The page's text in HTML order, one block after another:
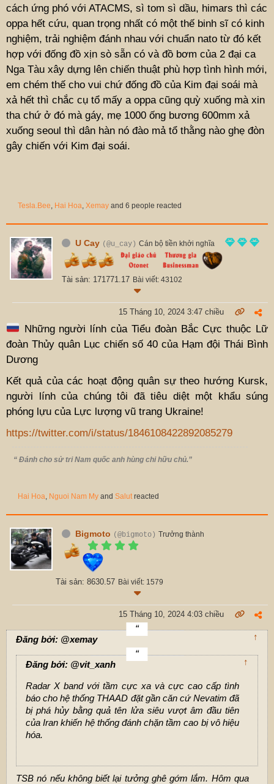
cách ứng phó với ATACMS, sì tom sì dầu, himars thì các
oppa hết cứu, quan trọng nhất có một thế binh sĩ có kinh
nghiệm, trải nghiệm đánh nhau với chuẩn nato từ đó kết
hợp với đống đồ xịn sò sẵn có và đồ bơm của 2 đại ca
Nga Tàu xây dựng lên chiến thuật phù hợp tình hình mới,
em chém thế cho vui chứ đống đồ của Kim đại soái mà
xả hết thì chắc cụ tổ mấy a oppa cũng quỳ xuống mà xin
tha chứ ở đó mà gáy, mẹ 1000 ống bương 600mm xả
xuống seoul thì dân hàn nó đào mả tổ thằng nào ghẹ đòn
gây chiến với Kim đại soái.
Tesla.Bee, Hai Hoa, Xemay and 6 people reacted
U Cay (@u_cay) Cán bộ tiền khởi nghĩa
Tài sản: 171771.17 Bài viết: 43102
15 Tháng 10, 2024 3:47 chiều
Những người lính của Tiểu đoàn Bắc Cực thuộc Lữ
đoàn Thủy quân Lục chiến số 40 của Hạm đội Thái Bình
Dương
Kết quả của các hoạt động quân sự theo hướng Kursk,
người lính của chúng tôi đã tiêu diệt một khẩu súng
phóng lựu của Lực lượng vũ trang Ukraine!
https://twitter.com/i/status/1846108422892085279
“ Đánh cho sử tri Nam quốc anh hùng chi hữu chủ.”
Hai Hoa, Nguoi Nam My and Salutreacted
Bigmoto (@bigmoto) Trưởng thành
Tài sản: 8630.57 Bài viết: 1579
15 Tháng 10, 2024 4:03 chiều
Đăng bởi: @xemay ↑
Đăng bởi: @vit_xanh ↑
Radar X band với tầm cực xa và cực cao cấp tình
báo cho hệ thống THAAD đặt gần căn cứ Nevatim đã
bị phá hủy bằng quả tên lửa siêu vượt âm đầu tiên
của Iran khiến hệ thống đánh chặn tầm cao bị vô hiệu
hóa.
TSB nó nếu không biết lại tưởng ghê gớm lắm. Hôm qua